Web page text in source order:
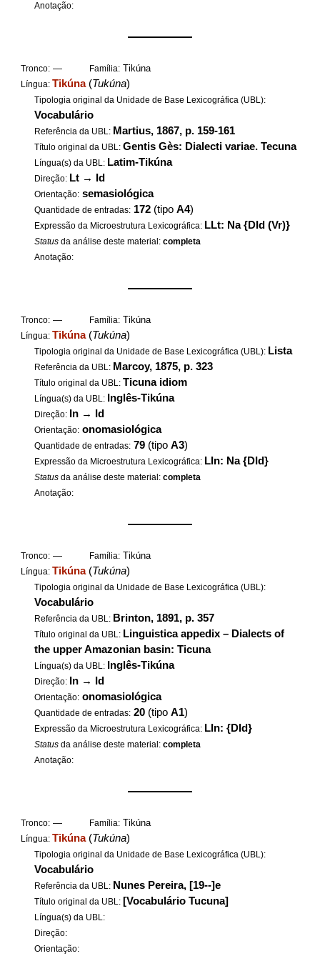
Anotação:
——————
Tronco: — Família: Tikúna
Língua: Tikúna(Tukúna)
Tipologia original da Unidade de Base Lexicográfica (UBL):
Vocabulário
Referência da UBL: Martius, 1867, p. 159-161
Título original da UBL:Gentis Gès: Dialecti variae. Tecuna
Língua(s) da UBL: Latim-Tikúna
Direção: Lt → Id
Orientação: semasiológica
Quantidade de entradas: 172 (tipoA4)
Expressão da Microestrutura Lexicográfica: LLt: Na {DId (Vr)}
Status da análise deste material:completa
Anotação:
——————
Tronco: — Família: Tikúna
Língua: Tikúna(Tukúna)
Tipologia original da Unidade de Base Lexicográfica (UBL): Lista
Referência da UBL: Marcoy, 1875, p. 323
Título original da UBL: Ticuna idiom
Língua(s) da UBL: Inglês-Tikúna
Direção: In → Id
Orientação: onomasiológica
Quantidade de entradas: 79 (tipoA3)
Expressão da Microestrutura Lexicográfica: LIn: Na {DId}
Status da análise deste material:completa
Anotação:
——————
Tronco: — Família: Tikúna
Língua: Tikúna(Tukúna)
Tipologia original da Unidade de Base Lexicográfica (UBL):
Vocabulário
Referência da UBL: Brinton, 1891, p. 357
Título original da UBL: Linguistica appedix – Dialects of
the upper Amazonian basin: Ticuna
Língua(s) da UBL: Inglês-Tikúna
Direção: In → Id
Orientação: onomasiológica
Quantidade de entradas: 20 (tipoA1)
Expressão da Microestrutura Lexicográfica: LIn: {DId}
Status da análise deste material:completa
Anotação:
——————
Tronco: — Família: Tikúna
Língua: Tikúna(Tukúna)
Tipologia original da Unidade de Base Lexicográfica (UBL):
Vocabulário
Referência da UBL: Nunes Pereira, [19--]e
Título original da UBL: [Vocabulário Tucuna]
Língua(s) da UBL:
Direção:
Orientação: